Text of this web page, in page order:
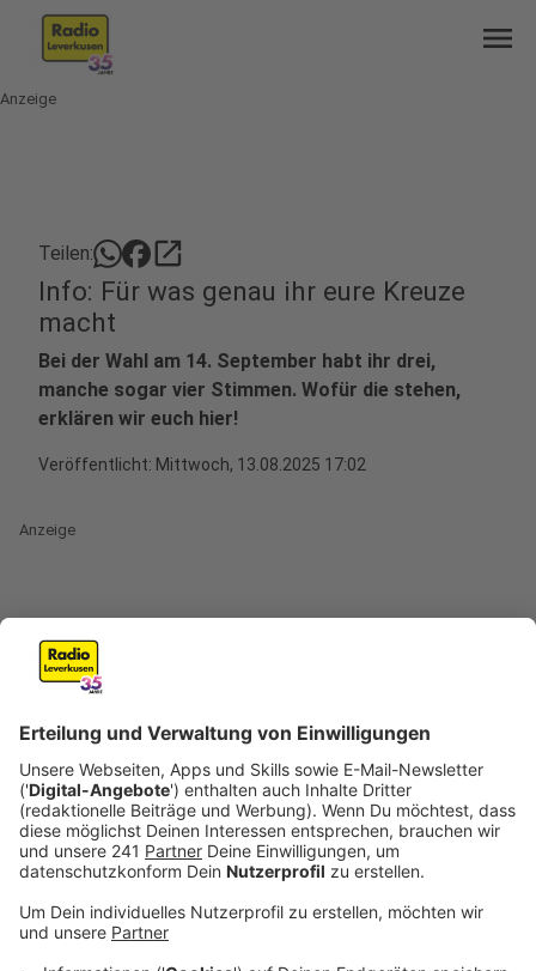
menu
Anzeige
Teilen: open_in_new
Info: Für was genau ihr eure Kreuze
macht
Bei der Wahl am 14. September habt ihr drei,
manche sogar vier Stimmen. Wofür die stehen,
erklären wir euch hier!
Veröffentlicht: Mittwoch, 13.08.2025 17:02
Anzeige
Oberbürgermeister/in
Anzeige
Diese Stimme geben wir direkt für einen der
Kandidierenden ab. Neun Menschen treten zu dieser
Wahl an. Wer sie sind, könnt ihr unserer
Kandidierenden-Listeentnehmen. Es gewinnt die
Person, die mehr als die Hälfte aller abgegebenen
Stimmen bekommt, also die absolute Mehrheit erhält.
Sollte das keiner der Kandidierenden schaffen, gibt es
am 28. September eine Stichwahl zwischen den